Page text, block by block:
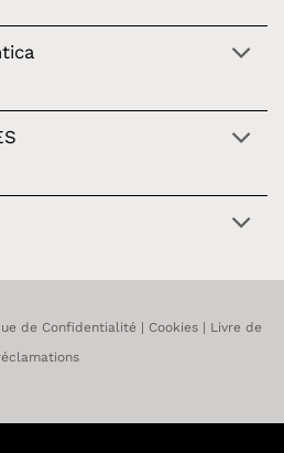
de Confidentialité Cookies
Livre de